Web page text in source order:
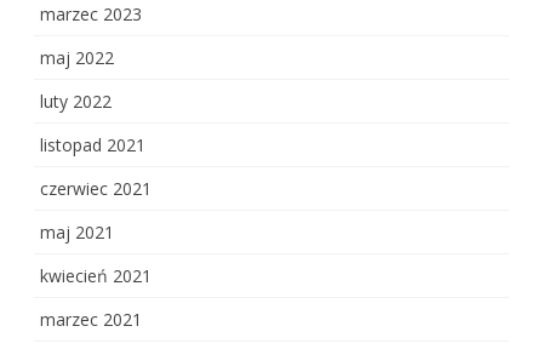
marzec 2023
maj 2022
luty 2022
listopad 2021
czerwiec 2021
maj 2021
kwiecień 2021
marzec 2021